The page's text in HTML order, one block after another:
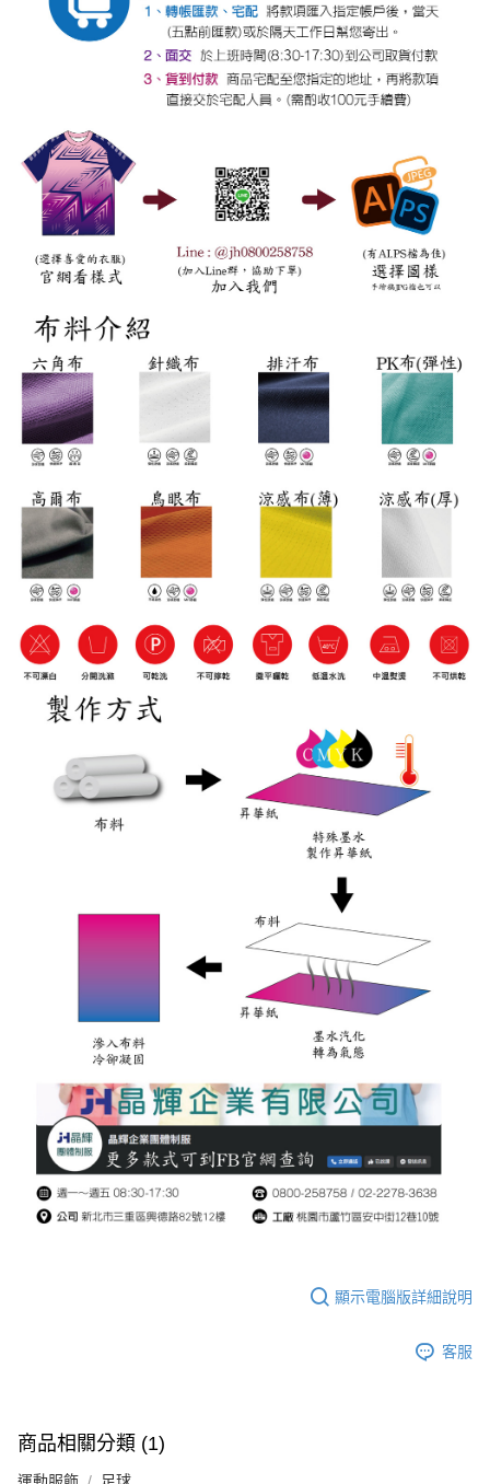
顯示電腦版詳細說明
客服
商品相關分類 (1)